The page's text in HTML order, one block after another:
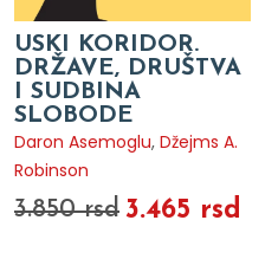
USKI KORIDOR.
DRŽAVE, DRUŠTVA
I SUDBINA
SLOBODE
Daron Asemoglu, Džejms A.
Robinson
3.850 rsd 3.465 rsd